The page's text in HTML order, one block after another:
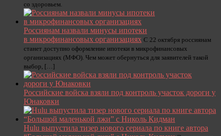
со здоровьем.
Россиянам назвали минусы ипотеки
в микрофинансовых организациях С 22 октября россиянам
станет доступно оформление ипотеки в микрофинансовых
организациях (МФО). Чем может обернуться для заявителей такой
выбор, […]
Российские войска взяли под контроль участок дороги у
Юнаковки
Hulu выпустила тизер нового сериала по книге автора